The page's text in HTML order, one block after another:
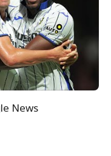
News